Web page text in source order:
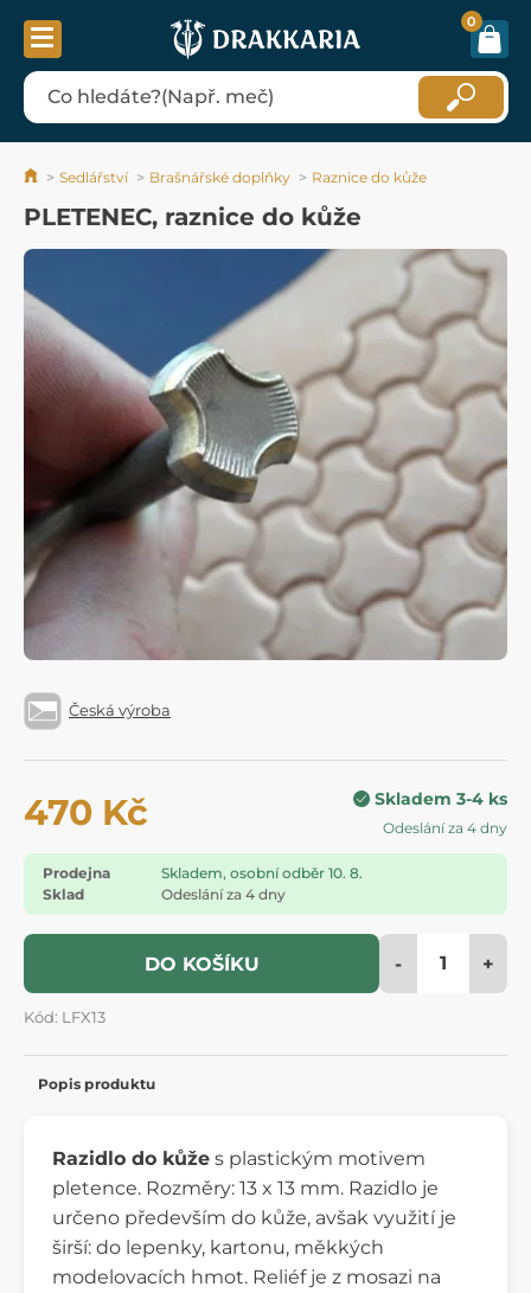
0
Sedlářství Brašnářské doplňky Raznice do kůže
PLETENEC, raznice do kůže
Česká výroba
470 Kč Skladem 3-4 ks
Odeslání za 4 dny
Prodejna
Skladem, osobní odběr 10. 8.
Sklad
Odeslání za 4 dny
DO KOŠÍKU - +
Kód: LFX13
Popis produktu
Razidlo do kůže s plastickým motivem
pletence. Rozměry: 13 x 13 mm. Razidlo je
určeno především do kůže, avšak využití je
širší: do lepenky, kartonu, měkkých
modelovacích hmot. Reliéf je z mosazi na